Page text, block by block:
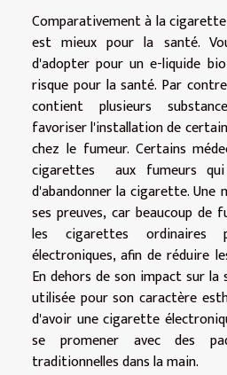
Comparativement à la
est mieux pour la santé.
d'adopter pour un e-liquide
risque pour la santé. Par
contient plusieurs
favoriser l'installation de
chez le fumeur. Certains
cigarettes aux fumeurs
d'abandonner la cigarette.
ses preuves, car beaucoup de
les cigarettes ordinaires
électroniques, afin de réduire
En dehors de son impact sur
utilisée pour son caractère
d'avoir une cigarette
se promener avec des
traditionnelles dans la main.